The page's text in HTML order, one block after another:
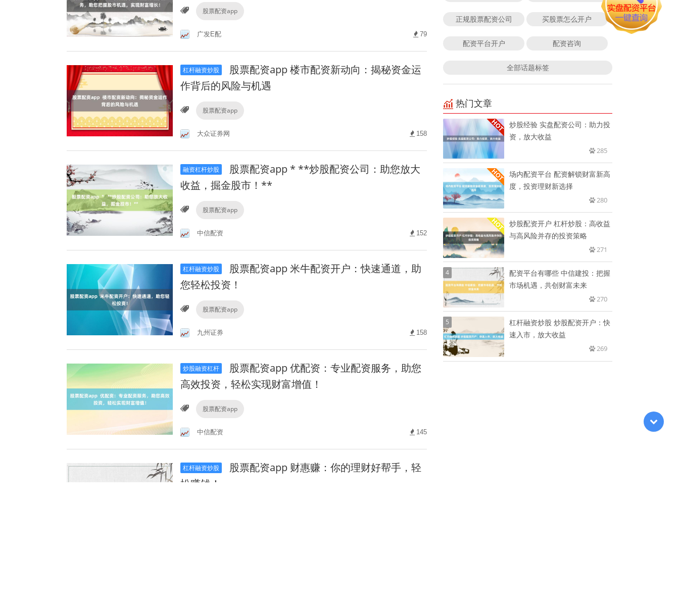
股票配资app
广发E配 79
杠杆融资炒股
股票配资app 楼市配资新动向：揭秘资金运
作背后的风险与机遇
股票配资app
大众证券网 158
融资杠杆炒股
股票配资app * **炒股配资公司：助您放大
收益，掘金股市！**
股票配资app
中信配资 152
杠杆融资炒股
股票配资app 米牛配资开户：快速通道，助
您轻松投资！
股票配资app
九州证券 158
炒股融资杠杆
股票配资app 优配资：专业配资服务，助您
高效投资，轻松实现财富增值！
股票配资app
中信配资 145
杠杆融资炒股
股票配资app 财惠赚：你的理财好帮手，轻
松赚钱！
正规股票配资公司 买股票怎么开户
配资平台开户 配资咨询
全部话题标签
热门文章
炒股经验 实盘配资公司：助力投
资，放大收益
285
场内配资平台 配资解锁财富新高
度，投资理财新选择
280
炒股配资开户 杠杆炒股：高收益
与高风险并存的投资策略
271
4
配资平台有哪些 中信建投：把握
市场机遇，共创财富未来
270
5
杠杆融资炒股 炒股配资开户：快
速入市，放大收益
269